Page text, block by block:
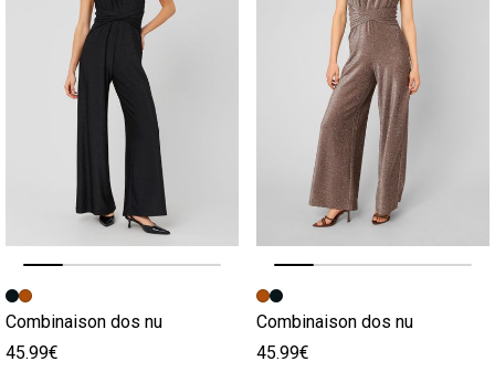
Image précédente
Image suivante
Combinaison dos nu
45.99€
Image précédente
Image suivante
Combinaison dos nu
45.99€